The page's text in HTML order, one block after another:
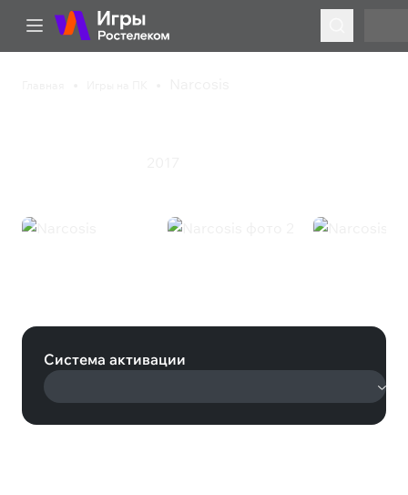
Система активации